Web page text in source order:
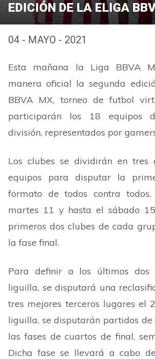
EDICIÓN DE LA ELIGA
04 - MAYO - 2021
Esta mañana la Liga BBVA
manera oficial la segunda
BBVA MX, torneo de futbol
participarán los 18 equipos
división, representados por
Los clubes se dividirán en tres
equipos para disputar la
formato de todos contra todos,
martes 11 y hasta el sábado
primeros dos clubes de cada
la fase final.
Para definir a los últimos dos
liguilla, se disputará una
tres mejores terceros lugares el
liguilla, se disputarán partidos
las fases de cuartos de final,
Dicha fase se llevará a cabo